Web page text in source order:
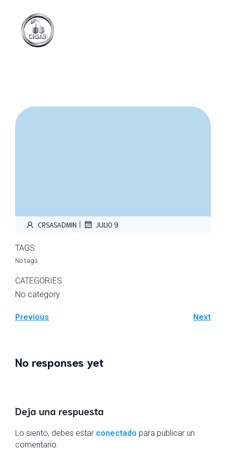
CRSASADMIN JULIO 9
TAGS
No tags
CATEGORIES
No category
Previous Next
No responses yet
Deja una respuesta
Lo siento, debes estar conectado para publicar un
comentario.